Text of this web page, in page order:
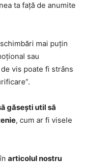
ta față de anumite
mai puțin
sau
vis poate fi strâns
găsești util să
, cum ar fi visele
articolul nostru